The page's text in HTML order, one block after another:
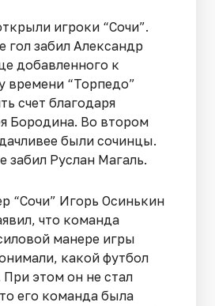
игроки “Сочи”.
гол забил Александр
добавленного к
времени “Торпедо”
счет благодаря
Бородина. Во втором
были сочинцы.
забил Руслан Магаль.
“Сочи” Игорь Осинькин
что команда
манере игры
какой футбол
При этом он не стал
его команда была